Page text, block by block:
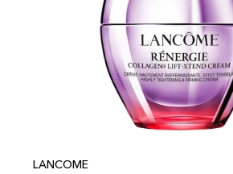
LANCOME